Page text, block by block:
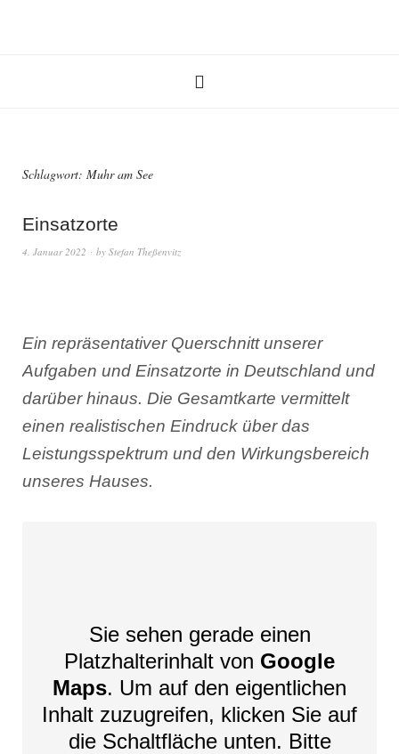
Schlagwort: Muhr am See
Einsatzorte
4. Januar 2022 by Stefan Theßenvitz
Ein repräsentativer Querschnitt unserer
Aufgaben und Einsatzorte in Deutschland und
darüber hinaus. Die Gesamtkarte vermittelt
einen realistischen Eindruck über das
Leistungsspektrum und den Wirkungsbereich
unseres Hauses.
Sie sehen gerade einen
Platzhalterinhalt von Google
Maps. Um auf den eigentlichen
Inhalt zuzugreifen, klicken Sie auf
die Schaltfläche unten. Bitte